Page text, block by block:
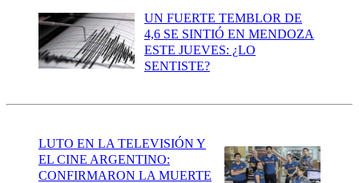
UN FUERTE TEMBLOR DE
4,6 SE SINTIÓ EN MENDOZA
ESTE JUEVES: ¿LO
SENTISTE?
LUTO EN LA TELEVISIÓN Y
EL CINE ARGENTINO:
CONFIRMARON LA MUERTE